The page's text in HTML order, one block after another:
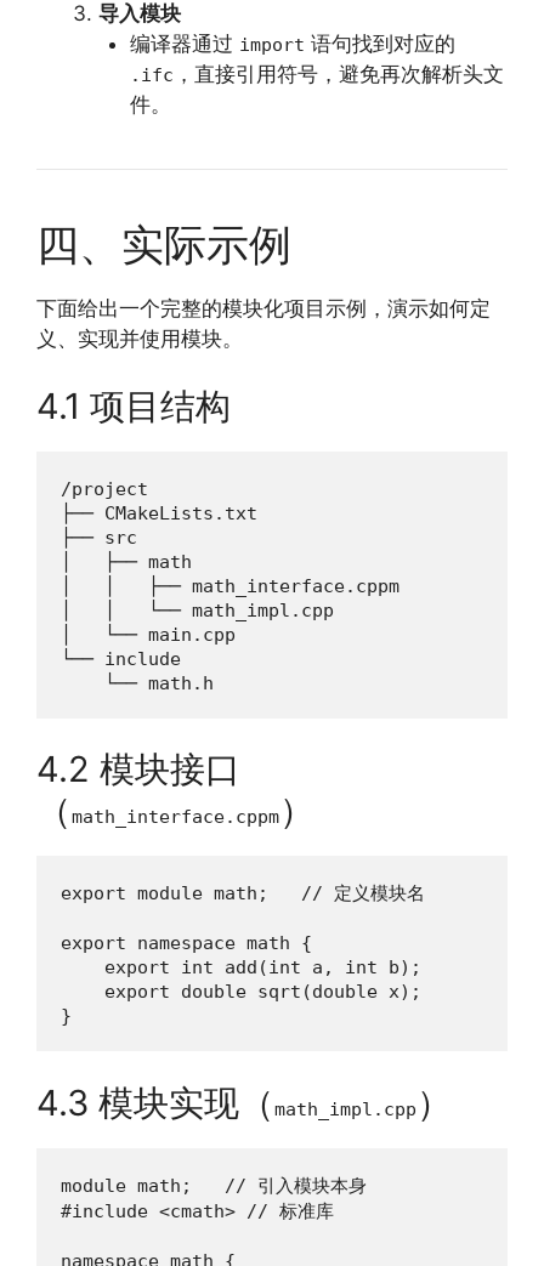
导入模块
编译器通过 import 语句找到对应的
.ifc ，直接引用符号，避免再次解析头文
件。
四、实际示例
下面给出一个完整的模块化项目示例，演示如何定
义、实现并使用模块。
4.1 项目结构
/project
├── CMakeLists.txt
├── src
│   ├── math
│   │   ├── math_interface.cppm
│   │   └── math_impl.cpp
│   └── main.cpp
└── include
    └── math.h
4.2 模块接口
（ math_interface.cppm ）
export module math;   // 定义模块名
export namespace math {
    export int add(int a, int b);
    export double sqrt(double x);
}
4.3 模块实现（ math_impl.cpp ）
module math;   // 引入模块本身
#include <cmath> // 标准库
namespace math {